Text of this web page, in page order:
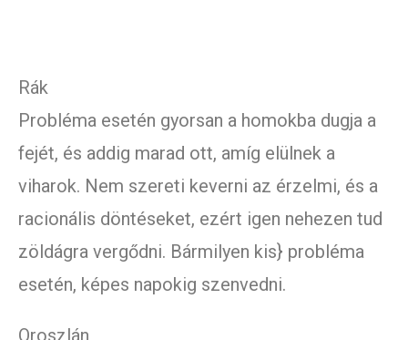
Rák
Probléma esetén gyorsan a homokba dugja a
fejét, és addig marad ott, amíg elülnek a
viharok. Nem szereti keverni az érzelmi, és a
racionális döntéseket, ezért igen nehezen tud
zöldágra vergődni. Bármilyen kis} probléma
esetén, képes napokig szenvedni.